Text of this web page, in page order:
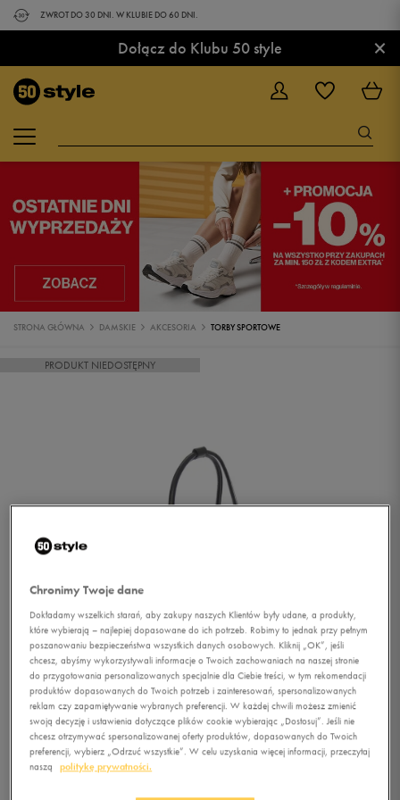
ZWROT DO 30 DNI. W KLUBIE DO 60 DNI.
Dołącz do Klubu 50 style ×
STRONA GŁÓWNA DAMSKIE AKCESORIA TORBY SPORTOWE
PRODUKT NIEDOSTĘPNY
Chronimy Twoje dane
Dokładamy wszelkich starań, aby zakupy naszych Klientów były udane, a produkty,
które wybierają – najlepiej dopasowane do ich potrzeb. Robimy to jednak przy pełnym
poszanowaniu bezpieczeństwa wszystkich danych osobowych. Kliknij „OK”, jeśli
chcesz, abyśmy wykorzystywali informacje o Twoich zachowaniach na naszej stronie
do przygotowania personalizowanych specjalnie dla Ciebie treści, w tym rekomendacji
produktów dopasowanych do Twoich potrzeb i zainteresowań, spersonalizowanych
reklam czy zapamiętywanie wybranych preferencji. W każdej chwili możesz zmienić
swoją decyzję i ustawienia dotyczące plików cookie wybierając „Dostosuj”. Jeśli nie
chcesz otrzymywać spersonalizowanej oferty produktów, dopasowanych do Twoich
preferencji, wybierz „Odrzuć wszystkie”. W celu uzyskania więcej informacji, przeczytaj
naszą
politykę prywatności.